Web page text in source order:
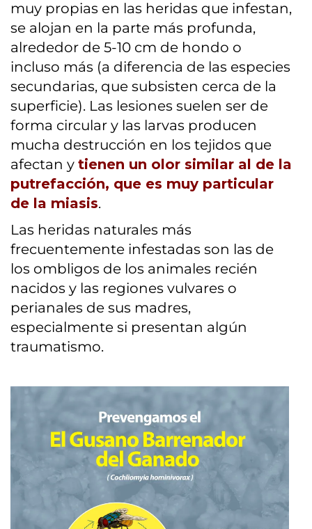
muy propias en las heridas que infestan,
se alojan en la parte más profunda,
alrededor de 5-10 cm de hondo o
incluso más (a diferencia de las especies
secundarias, que subsisten cerca de la
superficie). Las lesiones suelen ser de
forma circular y las larvas producen
mucha destrucción en los tejidos que
afectan y tienen un olor similar al de la
putrefacción, que es muy particular
de la miasis.
Las heridas naturales más
frecuentemente infestadas son las de
los ombligos de los animales recién
nacidos y las regiones vulvares o
perianales de sus madres,
especialmente si presentan algún
traumatismo.